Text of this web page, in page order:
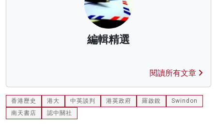
編輯精選
閱讀所有文章
香港歷史 港大 中英談判 港英政府 羅啟銳
Swindon
南天書店
認中關社